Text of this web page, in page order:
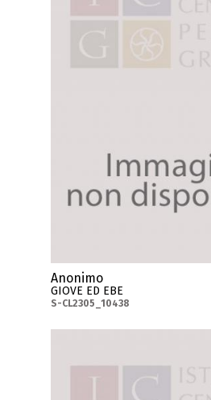
Anonimo
GIOVE ED EBE
S-CL2305_10438